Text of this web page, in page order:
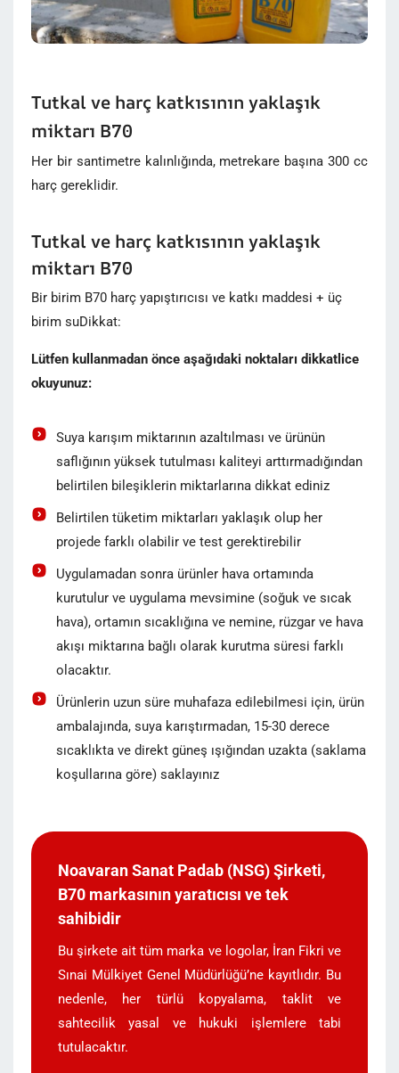
Tutkal ve harç katkısının yaklaşık
miktarı B70
Her bir santimetre kalınlığında, metrekare başına 300 cc
harç gereklidir.
Tutkal ve harç katkısının yaklaşık
miktarı B70
Bir birim B70 harç yapıştırıcısı ve katkı maddesi + üç
birim suDikkat:
Lütfen kullanmadan önce aşağıdaki noktaları dikkatlice
okuyunuz:
Suya karışım miktarının azaltılması ve ürünün
saflığının yüksek tutulması kaliteyi arttırmadığından
belirtilen bileşiklerin miktarlarına dikkat ediniz
Belirtilen tüketim miktarları yaklaşık olup her
projede farklı olabilir ve test gerektirebilir
Uygulamadan sonra ürünler hava ortamında
kurutulur ve uygulama mevsimine (soğuk ve sıcak
hava), ortamın sıcaklığına ve nemine, rüzgar ve hava
akışı miktarına bağlı olarak kurutma süresi farklı
olacaktır.
Ürünlerin uzun süre muhafaza edilebilmesi için, ürün
ambalajında, suya karıştırmadan, 15-30 derece
sıcaklıkta ve direkt güneş ışığından uzakta (saklama
koşullarına göre) saklayınız
Noavaran Sanat Padab (NSG) Şirketi,
B70 markasının yaratıcısı ve tek
sahibidir
Bu şirkete ait tüm marka ve logolar, İran Fikri ve
Sınai Mülkiyet Genel Müdürlüğü’ne kayıtlıdır. Bu
nedenle, her türlü kopyalama, taklit ve
sahtecilik yasal ve hukuki işlemlere tabi
tutulacaktır.